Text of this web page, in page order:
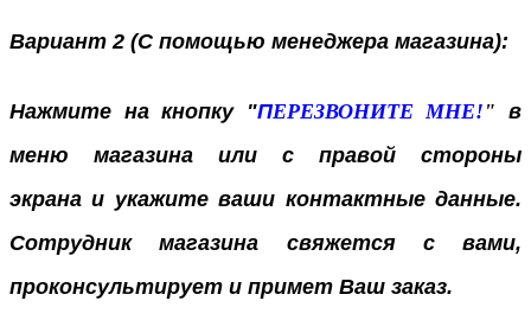
Вариант 2 (С помощью менеджера магазина):
Нажмите на кнопку "ПЕРЕЗВОНИТЕ МНЕ! "
в
меню магазина или с правой стороны
экранаи укажите ваши контактные данные.
Сотрудник магазина свяжется с вами,
проконсультирует и примет Ваш заказ.